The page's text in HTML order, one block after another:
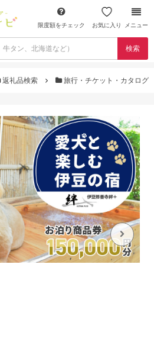
限度額をチェック お気に入り メニュー
検索
返礼品検索 旅行・チケット・カタログ